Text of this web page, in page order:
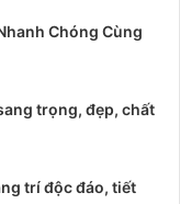
Chóng Cùng
trọng, đẹp, chất
trí độc đáo, tiết